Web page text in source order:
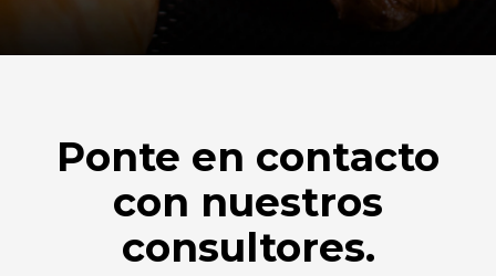
Ponte en contacto
con nuestros
consultores.